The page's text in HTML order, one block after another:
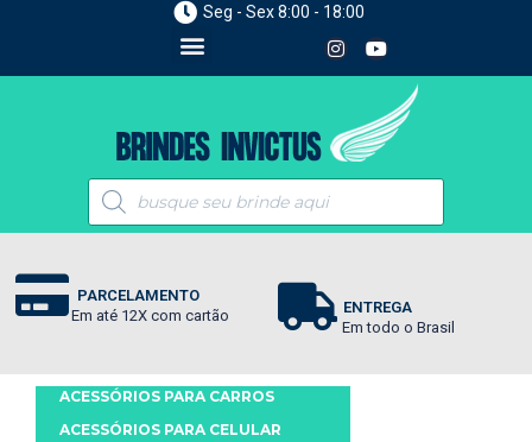
Seg - Sex 8:00 - 18:00
PARCELAMENTO
Em até 12X com cartão
ENTREGA
Em todo o Brasil
ACESSÓRIOS PARA CARROS
ACESSÓRIOS PARA CELULAR